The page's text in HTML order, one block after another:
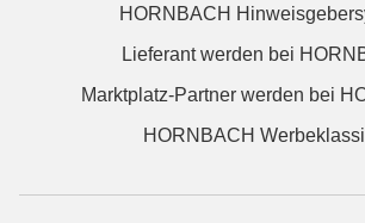
HORNBACH
Lieferant werden bei
Marktplatz-Partner werden bei
HORNBACH